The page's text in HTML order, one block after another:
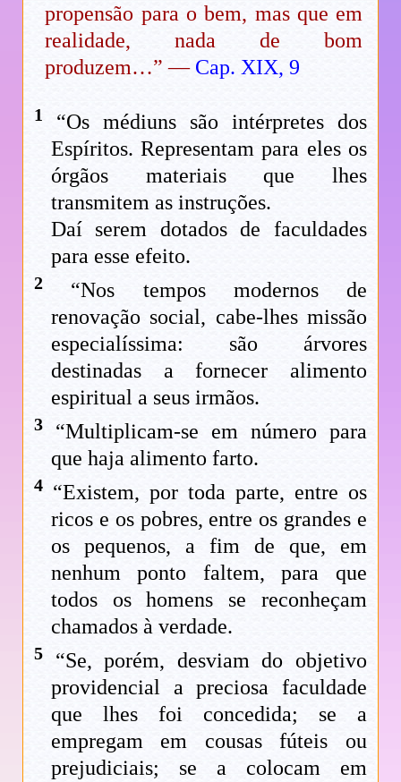
propensão para o bem, mas que em
realidade, nada de bom
produzem…” — Cap. XIX, 9
1
“Os médiuns são intérpretes dos
Espíritos. Representam para eles os
órgãos materiais que lhes
transmitem as instruções.
Daí serem dotados de faculdades
para esse efeito.
2 “Nos tempos modernos de
renovação social, cabe-lhes missão
especialíssima: são árvores
destinadas a fornecer alimento
espiritual a seus irmãos.
3 “Multiplicam-se em número para
que haja alimento farto.
4 “Existem, por toda parte, entre os
ricos e os pobres, entre os grandes e
os pequenos, a fim de que, em
nenhum ponto faltem, para que
todos os homens se reconheçam
chamados à verdade.
5 “Se, porém, desviam do objetivo
providencial a preciosa faculdade
que lhes foi concedida; se a
empregam em cousas fúteis ou
prejudiciais; se a colocam em